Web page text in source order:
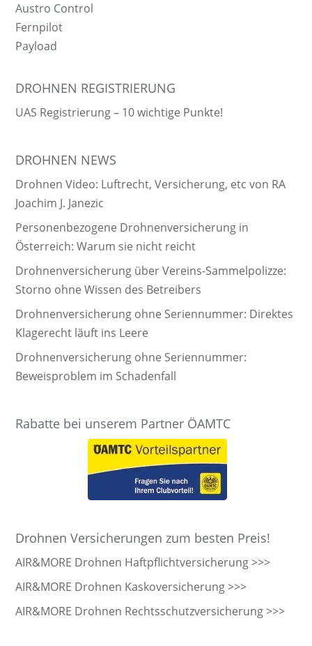
Austro Control
Fernpilot
Payload
DROHNEN REGISTRIERUNG
UAS Registrierung – 10 wichtige Punkte!
DROHNEN NEWS
Drohnen Video: Luftrecht, Versicherung, etc von RA
Joachim J. Janezic
Personenbezogene Drohnenversicherung in
Österreich: Warum sie nicht reicht
Drohnenversicherung über Vereins-Sammelpolizze:
Storno ohne Wissen des Betreibers
Drohnenversicherung ohne Seriennummer: Direktes
Klagerecht läuft ins Leere
Drohnenversicherung ohne Seriennummer:
Beweisproblem im Schadenfall
Rabatte bei unserem Partner ÖAMTC
Drohnen Versicherungen zum besten Preis!
AIR&MORE Drohnen Haftpflichtversicherung >>>
AIR&MORE Drohnen Kaskoversicherung >>>
AIR&MORE Drohnen Rechtsschutzversicherung >>>